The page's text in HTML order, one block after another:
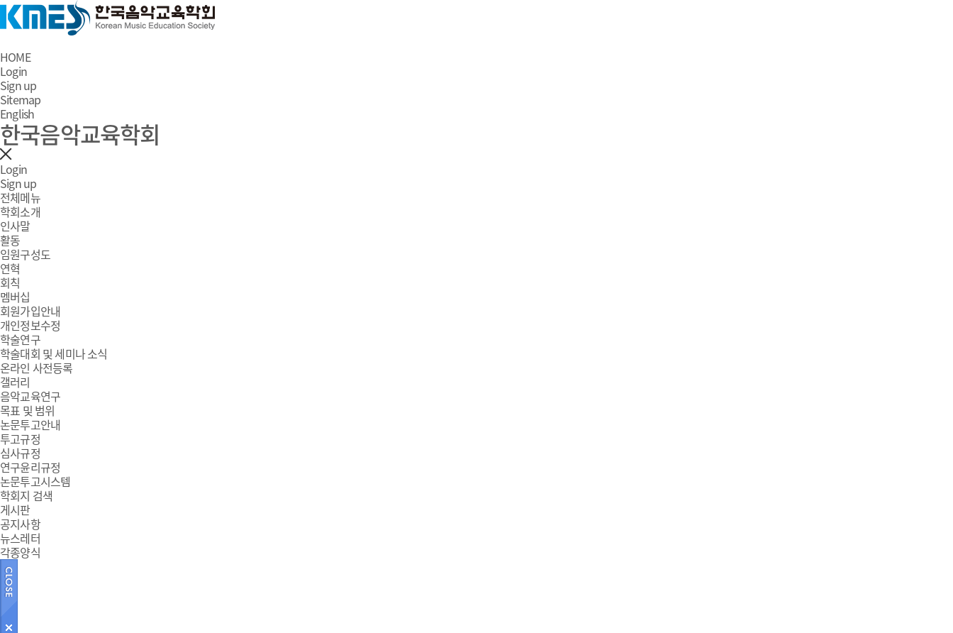
HOME
Login
Sign up
Sitemap
English
한국음악교육학회
Login
Sign up
전체메뉴
학회소개
인사말
활동
임원구성도
연혁
회칙
멤버십
회원가입안내
개인정보수정
학술연구
학술대회 및 세미나 소식
온라인 사전등록
갤러리
음악교육연구
목표 및 범위
논문투고안내
투고규정
심사규정
연구윤리규정
논문투고시스템
학회지 검색
게시판
공지사항
뉴스레터
각종양식